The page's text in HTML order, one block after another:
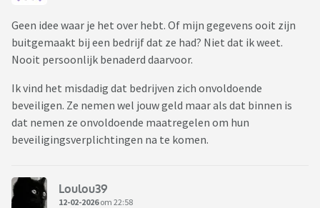
Geen idee waar je het over hebt. Of mijn gegevens ooit zijn
buitgemaakt bij een bedrijf dat ze had? Niet dat ik weet.
Nooit persoonlijk benaderd daarvoor.
Ik vind het misdadig dat bedrijven zich onvoldoende
beveiligen. Ze nemen wel jouw geld maar als dat binnen is
dat nemen ze onvoldoende maatregelen om hun
beveiligingsverplichtingen na te komen.
Loulou39
12-02-2026om 22:58